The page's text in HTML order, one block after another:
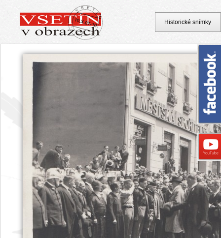
Historické snímky